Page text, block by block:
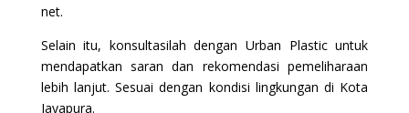
net.
Selain itu, konsultasilah dengan Urban Plastic untuk
mendapatkan saran dan rekomendasi pemeliharaan
lebih lanjut. Sesuai dengan kondisi lingkungan di Kota
Jayapura.